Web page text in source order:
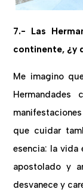
7.- Las
continente, ¿y
Me imagino
que cuidar
esencia: la
apostolado y
desvanece y